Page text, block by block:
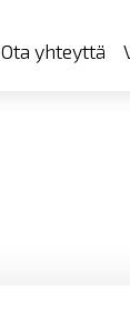
Ota yhteyttä